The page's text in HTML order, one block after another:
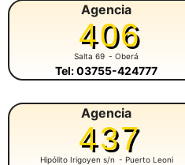
Agencia
406
Salta 69 - Oberá
Tel: 03755-424777
Agencia
437
Hipólito Irigoyen s/n - Puerto Leoni